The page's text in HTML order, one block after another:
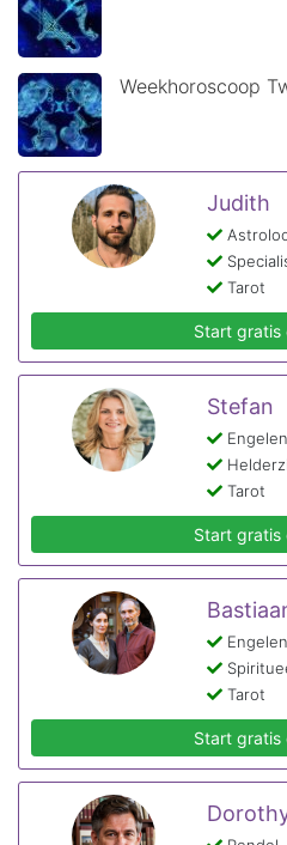
Weekhoroscoop
Judith
Tarot
Start gratis
Stefan
Tarot
Start gratis
Tarot
Start gratis